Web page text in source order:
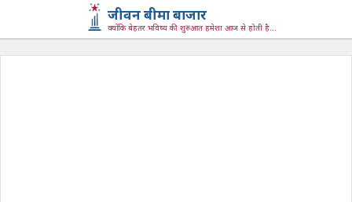
जीवन बीमा बाजार
क्योंकि बेहतर भविष्य की शुरुआत हमेशा आज से होती है...